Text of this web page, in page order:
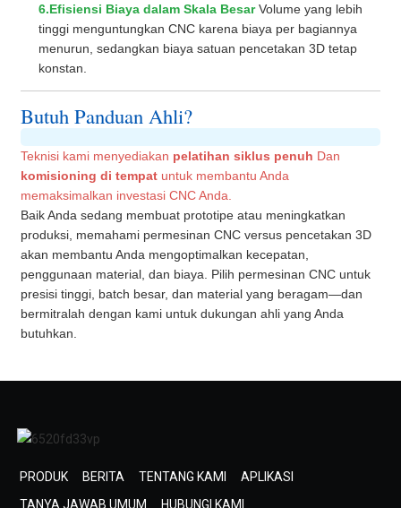
6.Efisiensi Biaya dalam Skala BesarVolume yang lebih
tinggi menguntungkan CNC karena biaya per bagiannya
menurun, sedangkan biaya satuan pencetakan 3D tetap
konstan.
Butuh Panduan Ahli?
Teknisi kami menyediakan pelatihan siklus penuh Dan
komisioning di tempatuntuk membantu Anda
memaksimalkan investasi CNC Anda.
Baik Anda sedang membuat prototipe atau meningkatkan
produksi, memahami permesinan CNC versus pencetakan 3D
akan membantu Anda mengoptimalkan kecepatan,
penggunaan material, dan biaya. Pilih permesinan CNC untuk
presisi tinggi, batch besar, dan material yang beragam—dan
bermitralah dengan kami untuk dukungan ahli yang Anda
butuhkan.
PRODUK BERITA TENTANG KAMI
APLIKASI
TANYA JAWAB UMUM
HUBUNGI KAMI